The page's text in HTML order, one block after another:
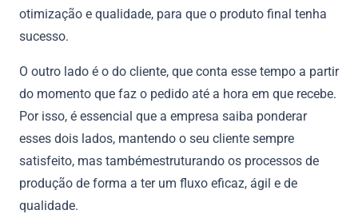
otimização e qualidade, para que o produto final tenha
sucesso.
O outro lado é o do cliente, que conta esse tempo a partir
do momento que faz o pedido até a hora em que recebe.
Por isso, é essencial que a empresa saiba ponderar
esses dois lados, mantendo o seu cliente sempre
satisfeito, mas tambémestruturando os processos de
produção de forma a ter um fluxo eficaz, ágil e de
qualidade.